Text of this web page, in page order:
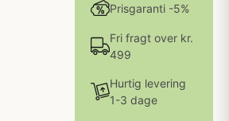
Prisgaranti -5%
Fri fragt over kr.
499
Hurtig levering
1-3 dage